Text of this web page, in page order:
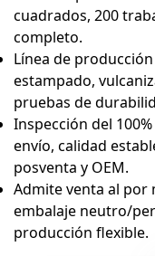
cuadrados, 200
completo.
Línea de
estampado,
pruebas de
Inspección del
envío, calidad
posventa y OEM.
Admite venta al por
embalaje neutro/
producción flexible.